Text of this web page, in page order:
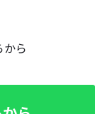
から